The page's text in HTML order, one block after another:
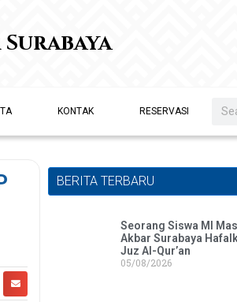
KONTAK RESERVASI
BERITA TERBARU
Seorang Siswa MI
Akbar Surabaya
Juz Al-Qur’an
05/08/2026